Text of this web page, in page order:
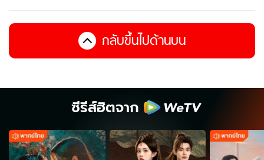
กลับขึ้นไปด้านบน
ซีรีส์ฮิตจาก